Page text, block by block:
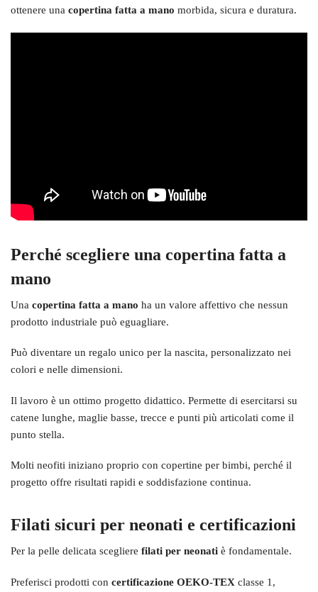
ottenere una copertina fatta a mano morbida, sicura e duratura.
Perché scegliere una copertina fatta a
mano
Una copertina fatta a mano ha un valore affettivo che nessun
prodotto industriale può eguagliare.
Può diventare un regalo unico per la nascita, personalizzato nei
colori e nelle dimensioni.
Il lavoro è un ottimo progetto didattico. Permette di esercitarsi su
catene lunghe, maglie basse, trecce e punti più articolati come il
punto stella.
Molti neofiti iniziano proprio con copertine per bimbi, perché il
progetto offre risultati rapidi e soddisfazione continua.
Filati sicuri per neonati e certificazioni
Per la pelle delicata scegliere filati per neonati è fondamentale.
Preferisci prodotti con certificazione OEKO-TEX classe 1,